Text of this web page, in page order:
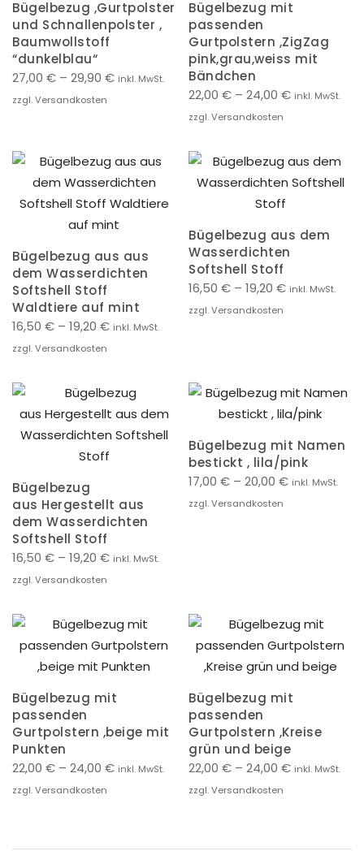
Bügelbezug ,Gurtpolster
und Schnallenpolster ,
Baumwollstoff
“dunkelblau“
27,00 € – 29,90 € inkl. MwSt.
zzgl. Versandkosten
Bügelbezug mit
passenden
Gurtpolstern ,ZigZag
pink,grau,weiss mit
Bändchen
22,00 € – 24,00 € inkl. MwSt.
zzgl. Versandkosten
Bügelbezug aus aus
dem Wasserdichten
Softshell Stoff
Waldtiere auf mint
16,50 € – 19,20 € inkl. MwSt.
zzgl. Versandkosten
Bügelbezug aus dem
Wasserdichten
Softshell Stoff
16,50 € – 19,20 € inkl. MwSt.
zzgl. Versandkosten
Bügelbezug
aus Hergestellt aus
dem Wasserdichten
Softshell Stoff
16,50 € – 19,20 € inkl. MwSt.
zzgl. Versandkosten
Bügelbezug mit Namen
bestickt , lila/pink
17,00 € – 20,00 € inkl. MwSt.
zzgl. Versandkosten
Bügelbezug mit
passenden
Gurtpolstern ,beige mit
Punkten
22,00 € – 24,00 € inkl. MwSt.
zzgl. Versandkosten
Bügelbezug mit
passenden
Gurtpolstern ,Kreise
grün und beige
22,00 € – 24,00 € inkl. MwSt.
zzgl. Versandkosten